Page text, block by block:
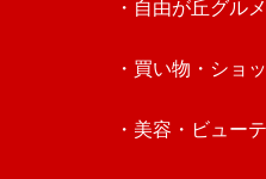
・自由が丘グルメ
・買い物・ショ
・美容・ビュー